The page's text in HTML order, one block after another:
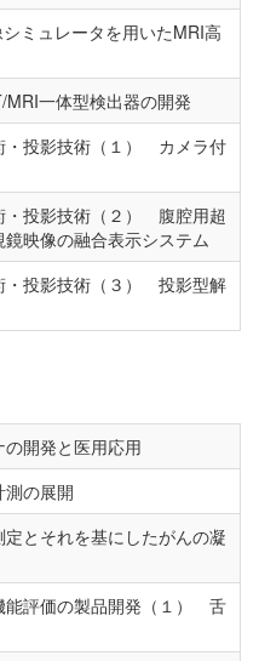
ミュレータを用いたMRI高
一体型検出器の開発
・投影技術（１） カメラ付
・投影技術（２） 腹腔用超
映像の融合表示システム
・投影技術（３） 投影型解
開発と医用応用
測の展開
とそれを基にしたがんの凝
能評価の製品開発（１） 舌